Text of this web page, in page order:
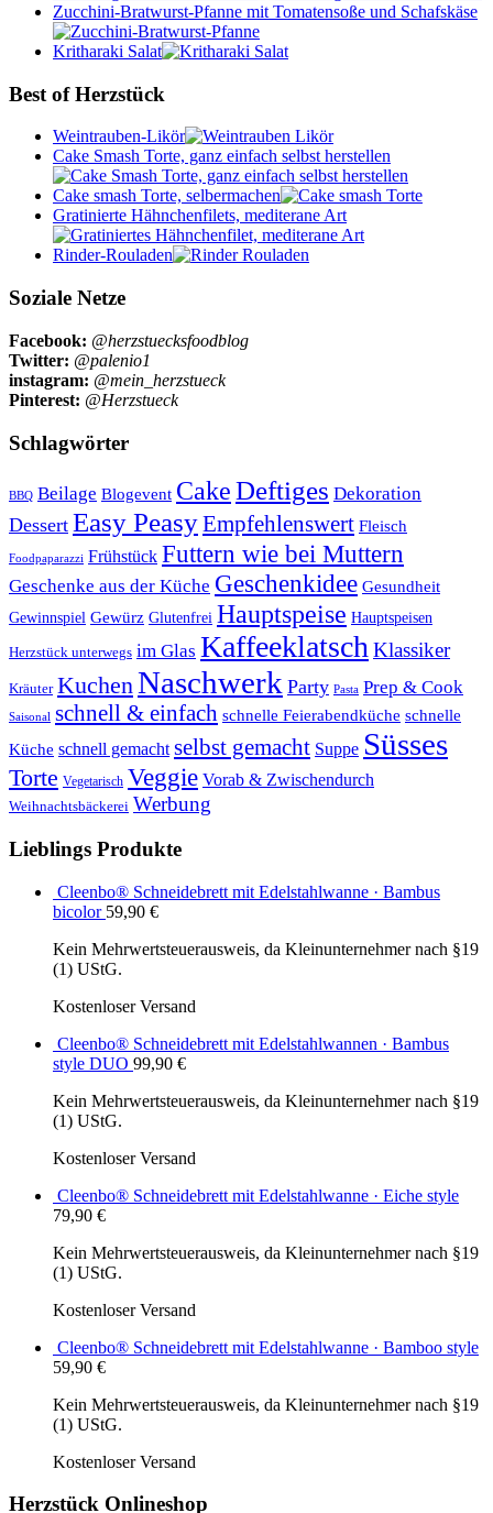
Zucchini-Bratwurst-Pfanne mit Tomatensoße und Schafskäse
Kritharaki Salat
Best of Herzstück
Weintrauben-Likör
Cake Smash Torte, ganz einfach selbst herstellen
Cake smash Torte, selbermachen
Gratinierte Hähnchenfilets, mediterane Art
Rinder-Rouladen
Soziale Netze
Facebook: @herzstuecksfoodblog
Twitter: @palenio1
instagram: @mein_herzstueck
Pinterest: @Herzstueck
Schlagwörter
BBQ Beilage Blogevent CakeDeftiges Dekoration
Dessert Easy PeasyEmpfehlenswert Fleisch
Foodpaparazzi Frühstück Futtern wie bei Muttern
Geschenke aus der Küche Geschenkidee Gesundheit
Gewinnspiel Gewürz Glutenfrei Hauptspeise Hauptspeisen
Herzstück unterwegs im Glas KaffeeklatschKlassiker
Kräuter KuchenNaschwerk Party Pasta Prep & Cook
Saisonal schnell & einfach schnelle Feierabendküche schnelle
Küche schnell gemacht selbst gemacht Suppe Süsses
Torte Vegetarisch Veggie Vorab & Zwischendurch
Weihnachtsbäckerei Werbung
Lieblings Produkte
Cleenbo® Schneidebrett mit Edelstahlwanne · Bambus
bicolor 59,90 €
Kein Mehrwertsteuerausweis, da Kleinunternehmer nach §19
(1) UStG.
Kostenloser Versand
Cleenbo® Schneidebrett mit Edelstahlwannen · Bambus
style DUO 99,90 €
Kein Mehrwertsteuerausweis, da Kleinunternehmer nach §19
(1) UStG.
Kostenloser Versand
Cleenbo® Schneidebrett mit Edelstahlwanne · Eiche style
79,90 €
Kein Mehrwertsteuerausweis, da Kleinunternehmer nach §19
(1) UStG.
Kostenloser Versand
Cleenbo® Schneidebrett mit Edelstahlwanne · Bamboo style
59,90 €
Kein Mehrwertsteuerausweis, da Kleinunternehmer nach §19
(1) UStG.
Kostenloser Versand
Herzstück Onlineshop